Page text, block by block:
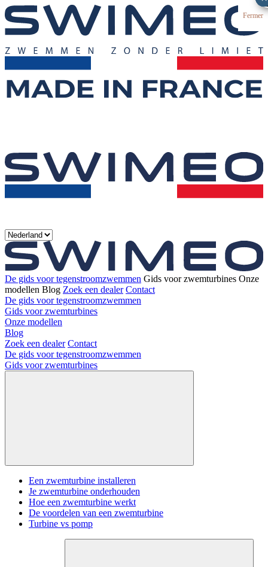
De gids voor tegenstroomzwemmen Gids voor zwemturbines Onze
modellen Blog Zoek een dealer Contact
De gids voor tegenstroomzwemmen
Gids voor zwemturbines
Onze modellen
Blog
Zoek een dealer Contact
De gids voor tegenstroomzwemmen
Gids voor zwemturbines
Een zwemturbine installeren
Je zwemturbine onderhouden
Hoe een zwemturbine werkt
De voordelen van een zwemturbine
Turbine vs pomp
Fermer